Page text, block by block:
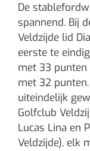
De
spannend. Bij
Veldzijde lid
eerste te
met 33
met 32
uiteindelijk
Golfclub
Lucas Lina en
Veldzijde), elk